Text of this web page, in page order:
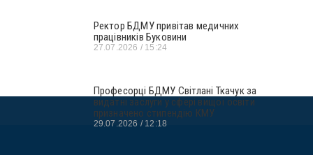
Ректор БДМУ привітав медичних
працівників Буковини
27.07.2026 15:24
Професорці БДМУ Світлані Ткачук за
видатні заслуги у сфері вищої освіти
призначено стипендію КМУ
29.07.2026 12:18